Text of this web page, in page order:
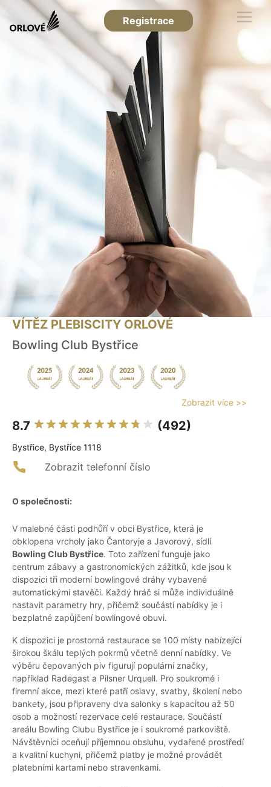
Registrace
VÍTĚZ PLEBISCITY ORLOVÉ
Bowling Club Bystřice
Zobrazit více >>
8.7 (492)
Bystřice, Bystřice 1118
Zobrazit telefonní číslo
O společnosti:
V malebné části podhůří v obci Bystřice, která je
obklopena vrcholy jako Čantoryje a Javorový, sídlí
Bowling Club Bystřice. Toto zařízení funguje jako
centrum zábavy a gastronomických zážitků, kde jsou k
dispozici tři moderní bowlingové dráhy vybavené
automatickými stavěči. Každý hráč si může individuálně
nastavit parametry hry, přičemž součástí nabídky je i
bezplatné zapůjčení bowlingové obuvi.
K dispozici je prostorná restaurace se 100 místy nabízející
širokou škálu teplých pokrmů včetně denní nabídky. Ve
výběru čepovaných piv figurují populární značky,
například Radegast a Pilsner Urquell. Pro soukromé i
firemní akce, mezi které patří oslavy, svatby, školení nebo
bankety, jsou připraveny dva salonky s kapacitou až 50
osob a možností rezervace celé restaurace. Součástí
areálu Bowling Clubu Bystřice je i soukromé parkoviště.
Návštěvníci oceňují příjemnou obsluhu, vydařené prostředí
a kvalitní kuchyni, přičemž platby je možné provádět
platebními kartami nebo stravenkami.